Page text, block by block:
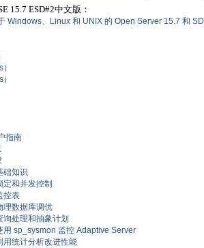
15.7 ESD#2中文版：
Windows、Linux 和 UNIX 的 Open Server 15.7 和
指南
础知识
和并发控制
控表
理数据库调优
处理和抽象计划
用 sp_sysmon 监控 Adaptive Server
用统计分析改进性能